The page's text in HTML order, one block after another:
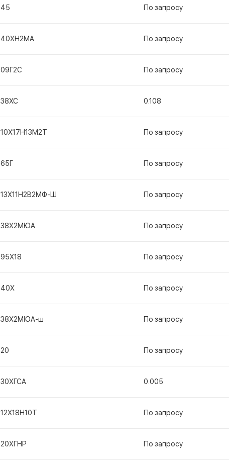
45 По запросу
40ХН2МА По запросу
09Г2С По запросу
38ХС 0.108
10Х17Н13М2Т По запросу
65Г По запросу
13Х11Н2В2МФ-Ш По запросу
38Х2МЮА По запросу
95Х18 По запросу
40Х По запросу
38Х2МЮА-ш По запросу
20 По запросу
30ХГСА 0.005
12Х18Н10Т По запросу
20ХГНР По запросу